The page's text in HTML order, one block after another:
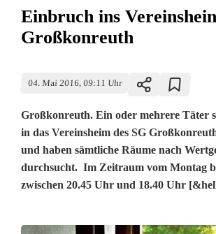
Einbruch ins
Großkonreuth
04. Mai 2016, 09:11 Uhr
Großkonreuth. Ein oder mehrere Täter
in das Vereinsheim des SG
und haben sämtliche Räume nach
durchsucht. Im Zeitraum vom Montag
zwischen 20.45 Uhr und 18.40 Uhr